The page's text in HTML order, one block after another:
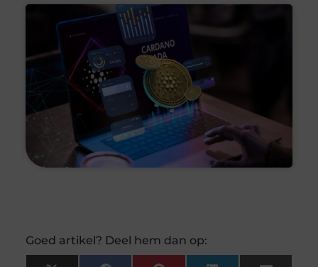
Goed artikel? Deel hem dan op: